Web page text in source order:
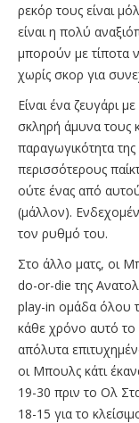
ρεκόρ τους είναι
είναι η πολύ
μπορούν με τίποτα
χωρίς σκορ για
Είναι ένα ζευγάρι
σκληρή άμυνα τους
παραγωγικότητα
περισσότερους
ούτε ένας από
(μάλλον).
τον ρυθμό του.
Στο άλλο ματς, οι
do-or-die της
play-in ομάδα όλου
κάθε χρόνο αυτό το
απόλυτα
οι Μπουλς κάτι
19-30 πριν το Ολ
18-15 για το